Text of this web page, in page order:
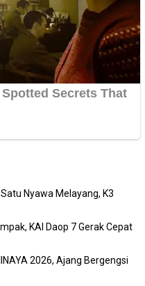
Nyawa Melayang, K3
KAI Daop 7 Gerak Cepat
2026, Ajang Bergengsi